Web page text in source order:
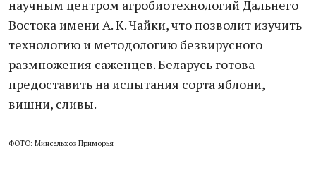
научным центром агробиотехнологий Дальнего
Востока имени А. К. Чайки, что позволит изучить
технологию и методологию безвирусного
размножения саженцев. Беларусь готова
предоставить на испытания сорта яблони,
вишни, сливы.
ФОТО: Минсельхоз Приморья